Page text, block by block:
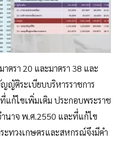
ตรา 20 และมาตรา 38 และ
ญัติระเบียบบริหารราชการ
ก้ไขเพิ่มเติม ประกอบพระราช
นาจ พ.ศ.2550 และที่แก้ไข
ะทวงเกษตรและสหกรณ์จึงมีคำ